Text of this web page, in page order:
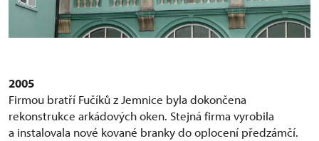
2005
Firmou bratří Fučíků z Jemnice byla dokončena
rekonstrukce arkádových oken. Stejná firma vyrobila
a instalovala nové kované branky do oplocení předzámčí.